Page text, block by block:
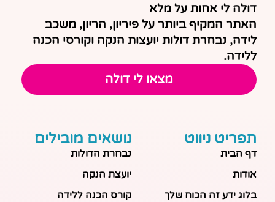
דולה לי אחות על מלא
האתר המקיף ביותר על פיריון, הריון, משכב
לידה, נבחרת דולות יועצות הנקה וקורסי הכנה
ללידה.
מצאו לי דולה
תפריט ניווט
דף הבית
אודות
בלוג ידע זה הכוח שלך
נושאים מובילים
נבחרת הדולות
יועצת הנקה
קורס הכנה ללידה